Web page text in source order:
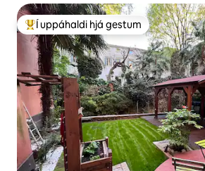
Í mestu uppáhaldi hjá gestum
Í uppáhaldi hjá gestum